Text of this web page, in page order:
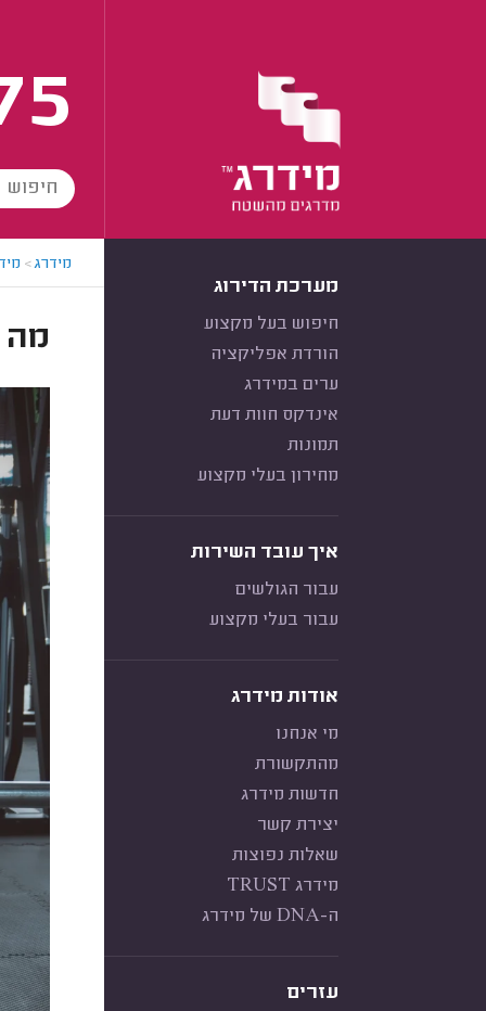
מערכת הדירוג
חיפוש בעל מקצוע
הורדת אפליקציה
ערים במידרג
אינדקס חוות דעת
תמונות
מחירון בעלי מקצוע
איך עובד השירות
עבור הגולשים
עבור בעלי מקצוע
אודות מידרג
מי אנחנו
מהתקשורת
חדשות מידרג
יצירת קשר
שאלות נפוצות
מידרג TRUST
ה-DNA של מידרג
עזרים
מידרג>
מה